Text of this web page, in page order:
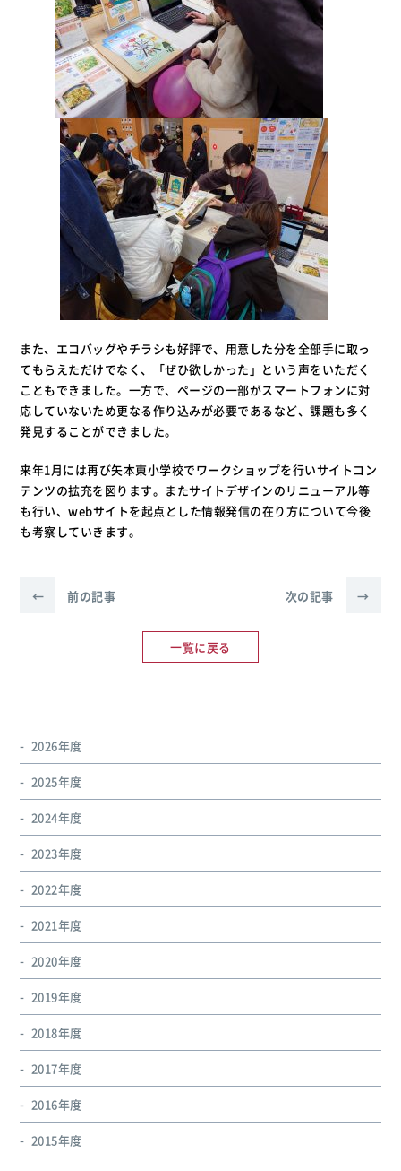
また、エコバッグやチラシも好評で、用意した分を全部手に取っ
てもらえただけでなく、「ぜひ欲しかった」という声をいただく
こともできました。一方で、ページの一部がスマートフォンに対
応していないため更なる作り込みが必要であるなど、課題も多く
発見することができました。
来年1月には再び矢本東小学校でワークショップを行いサイトコン
テンツの拡充を図ります。またサイトデザインのリニューアル等
も行い、webサイトを起点とした情報発信の在り方について今後
も考察していきます。
← 前の記事
一覧に戻る
次の記事 →
2026年度
2025年度
2024年度
2023年度
2022年度
2021年度
2020年度
2019年度
2018年度
2017年度
2016年度
2015年度